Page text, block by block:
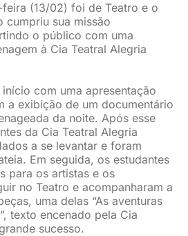
(13/02) foi de Teatro e o
cumpriu sua missão
o público com uma
à Cia Teatral Alegria
com uma apresentação
a exibição de um documentário
da noite. Após esse
da Cia Teatral Alegria
a se levantar e foram
Em seguida, os estudantes
para os artistas e os
no Teatro e acompanharam a
uma delas “As aventuras
texto encenado pela Cia
sucesso.